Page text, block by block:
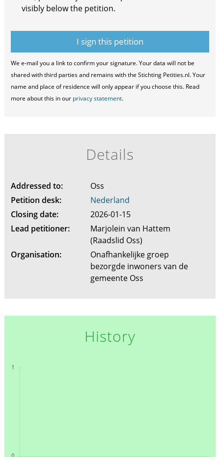
visibly below the petition.
We e-mail you a link to confirm your signature. Your data will not be
shared with third parties and remains with the Stichting Petities.nl. Your
name and place of residence will only appear if you choose this. Read
more about this in our privacy statement.
Details
Addressed to:
Oss
Petition desk:
Nederland
Closing date:
2026-01-15
Lead petitioner:
Marjolein van Hattem
(Raadslid Oss)
Organisation:
Onafhankelijke groep
bezorgde inwoners van de
gemeente Oss
History